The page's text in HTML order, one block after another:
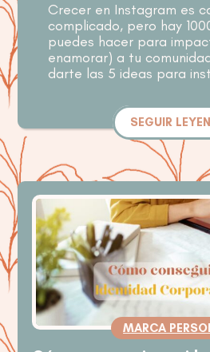
Crecer en Instagram es
complicado, pero hay
puedes hacer para
enamorar) a tu
darte las 5 ideas para
SEGUIR
MARCA